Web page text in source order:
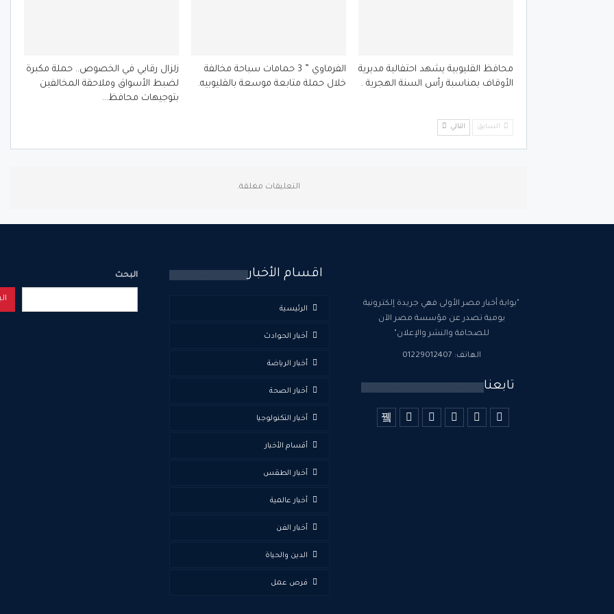
محافظ القليوبية يشهد احتفالية مديرية
الأوقاف بمناسبة رأس السنة الهجرية .
الفرماوي ” 3 حمامات سباحة مخالفة
خلال حملة متابعة موسعة بالقليوبيه.
زلزال رقابي في الخصوص.. حملة مكبرة
لضبط الأسواق وملاحقة المخالفين
بتوجيهات محافظ…
السابق التالي
التعليقات مغلقة.
"بوابة أخبار مصر الأولى فهي جريدة إلكترونية
يومية تصدر عن مؤسسة مصر الآن
للصحافة والنشر والإعلان"
الهاتف: 01229012407
تابعنا
اقسام الأخبار
الرئيسية
أخبار الحوادث
أخبار الرياضة
أخبار الصحة
أخبار التكنولوجيا
أقسام الأخبار
أخبار الطقس
أخبار عالمية
أخبار الفن
الدين والحياة
فرص عمل
البحث